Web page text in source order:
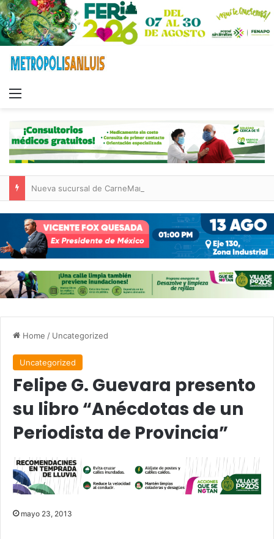
Home / Uncategorized
Uncategorized
Felipe G. Guevara presento
su libro “Anécdotas de un
Periodista de Provincia”
mayo 23, 2013